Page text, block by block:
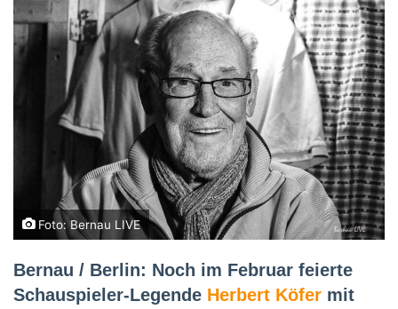
Foto: Bernau LIVE
Bernau / Berlin: Noch im Februar feierte
Schauspieler-Legende Herbert Köfer mit